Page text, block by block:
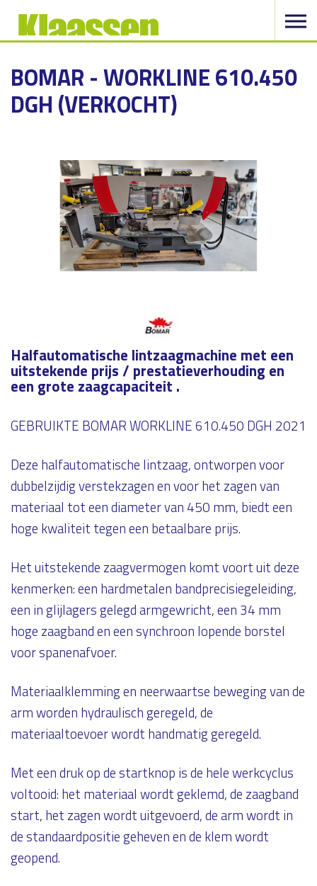
BOMAR - WORKLINE 610.450
DGH (VERKOCHT)
Halfautomatische lintzaagmachine met een
uitstekende prijs / prestatieverhouding en
een grote zaagcapaciteit .
GEBRUIKTE BOMAR WORKLINE 610.450 DGH 2021
Deze halfautomatische lintzaag, ontworpen voor
dubbelzijdig verstekzagen en voor het zagen van
materiaal tot een diameter van 450 mm, biedt een
hoge kwaliteit tegen een betaalbare prijs.
Het uitstekende zaagvermogen komt voort uit deze
kenmerken: een hardmetalen bandprecisiegeleiding,
een in glijlagers gelegd armgewricht, een 34 mm
hoge zaagband en een synchroon lopende borstel
voor spanenafvoer.
Materiaalklemming en neerwaartse beweging van de
arm worden hydraulisch geregeld, de
materiaaltoevoer wordt handmatig geregeld.
Met een druk op de startknop is de hele werkcyclus
voltooid: het materiaal wordt geklemd, de zaagband
start, het zagen wordt uitgevoerd, de arm wordt in
de standaardpositie geheven en de klem wordt
geopend.